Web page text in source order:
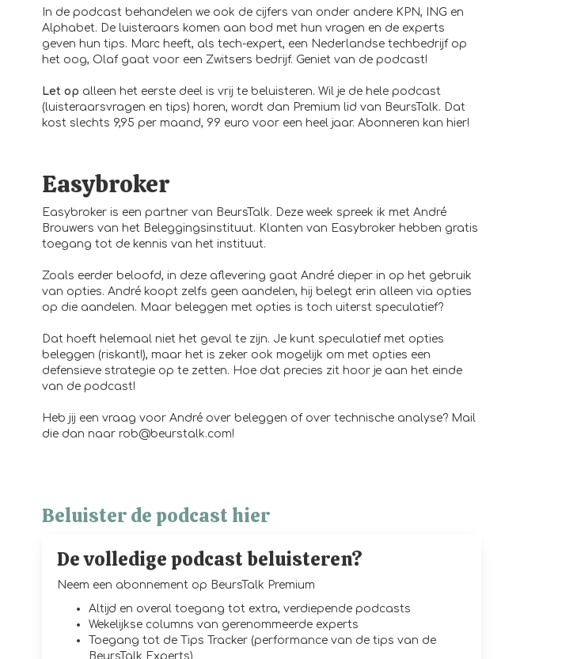
In de podcast behandelen we ook de cijfers van onder andere KPN, ING en
Alphabet. De luisteraars komen aan bod met hun vragen en de experts
geven hun tips. Marc heeft, als tech-expert, een Nederlandse techbedrijf op
het oog, Olaf gaat voor een Zwitsers bedrijf. Geniet van de podcast!
Let op alleen het eerste deel is vrij te beluisteren. Wil je de hele podcast
(luisteraarsvragen en tips) horen, wordt dan Premium lid van BeursTalk. Dat
kost slechts 9,95 per maand, 99 euro voor een heel jaar. Abonneren kan hier!
Easybroker
Easybroker is een partner van BeursTalk. Deze week spreek ik met André
Brouwers van het Beleggingsinstituut. Klanten van Easybroker hebben gratis
toegang tot de kennis van het instituut.
Zoals eerder beloofd, in deze aflevering gaat André dieper in op het gebruik
van opties. André koopt zelfs geen aandelen, hij belegt erin alleen via opties
op die aandelen. Maar beleggen met opties is toch uiterst speculatief?
Dat hoeft helemaal niet het geval te zijn. Je kunt speculatief met opties
beleggen (riskant!), maar het is zeker ook mogelijk om met opties een
defensieve strategie op te zetten. Hoe dat precies zit hoor je aan het einde
van de podcast!
Heb jij een vraag voor André over beleggen of over technische analyse? Mail
die dan naar rob@beurstalk.com!
Beluister de podcast hier
De volledige podcast beluisteren?
Neem een abonnement op BeursTalk Premium
Altijd en overal toegang tot extra, verdiepende podcasts
Wekelijkse columns van gerenommeerde experts
Toegang tot de Tips Tracker (performance van de tips van de
BeursTalk Experts)